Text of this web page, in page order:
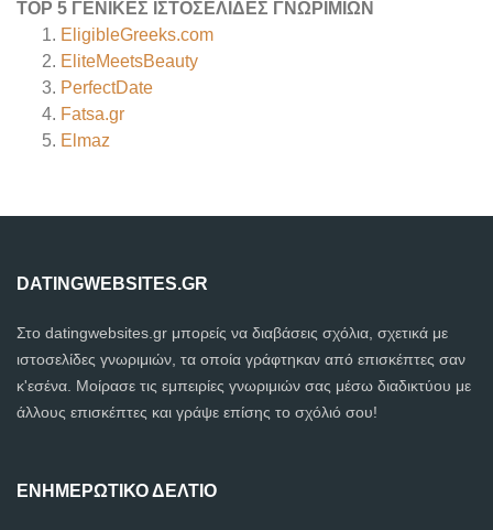
TOP 5 ΓΕΝΙΚΈΣ ΙΣΤΟΣΕΛΊΔΕΣ ΓΝΩΡΙΜΙΏΝ
EligibleGreeks.com
EliteMeetsBeauty
PerfectDate
Fatsa.gr
Elmaz
DATINGWEBSITES.GR
Στο datingwebsites.gr μπορείς να διαβάσεις σχόλια, σχετικά με
ιστοσελίδες γνωριμιών, τα οποία γράφτηκαν από επισκέπτες σαν
κ'εσένα. Μοίρασε τις εμπειρίες γνωριμιών σας μέσω διαδικτύου με
άλλους επισκέπτες και γράψε επίσης το σχόλιό σου!
ΕΝΗΜΕΡΩΤΙΚΌ ΔΕΛΤΊΟ